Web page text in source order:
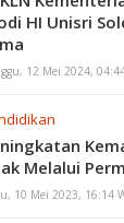
HI Unisri
12 Mei 2024,
Melalui
10 Mei 2023, 16:14